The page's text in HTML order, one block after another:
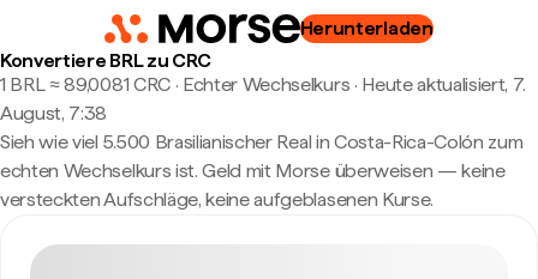
Herunterladen
Konvertiere BRL zu CRC
1 BRL ≈ 89,0081 CRC · Echter Wechselkurs · Heute aktualisiert, 7.
August, 7:38
Sieh wie viel 5.500 Brasilianischer Real in Costa-Rica-Colón zum
echten Wechselkurs ist. Geld mit Morse überweisen — keine
versteckten Aufschläge, keine aufgeblasenen Kurse.